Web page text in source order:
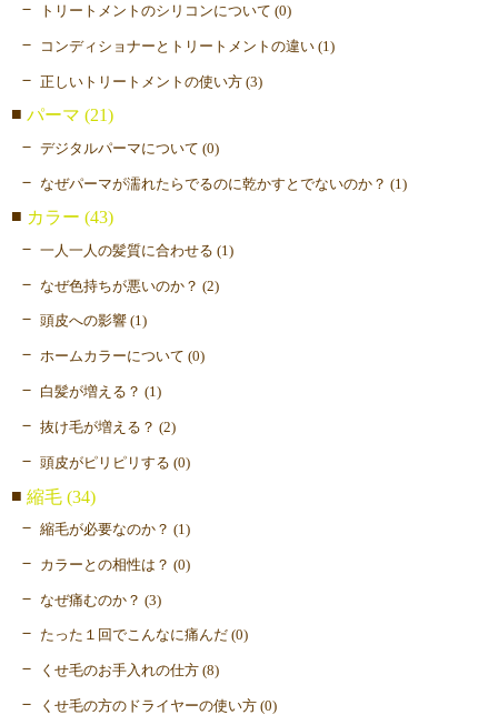
トリートメントのシリコンについて (0)
コンディショナーとトリートメントの違い (1)
正しいトリートメントの使い方 (3)
パーマ (21)
デジタルパーマについて (0)
なぜパーマが濡れたらでるのに乾かすとでないのか？ (1)
カラー (43)
一人一人の髪質に合わせる (1)
なぜ色持ちが悪いのか？ (2)
頭皮への影響 (1)
ホームカラーについて (0)
白髪が増える？ (1)
抜け毛が増える？ (2)
頭皮がピリピリする (0)
縮毛 (34)
縮毛が必要なのか？ (1)
カラーとの相性は？ (0)
なぜ痛むのか？ (3)
たった１回でこんなに痛んだ (0)
くせ毛のお手入れの仕方 (8)
くせ毛の方のドライヤーの使い方 (0)